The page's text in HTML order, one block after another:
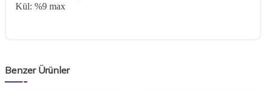
Kül: %9 max
Benzer Ürünler